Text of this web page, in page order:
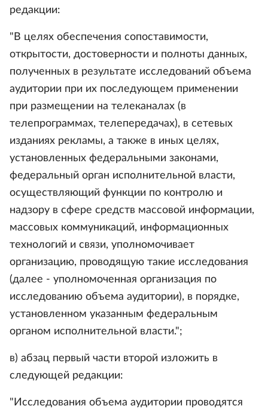
редакции:
"В целях обеспечения сопоставимости,
открытости, достоверности и полноты данных,
полученных в результате исследований объема
аудитории при их последующем применении
при размещении на телеканалах (в
телепрограммах, телепередачах), в сетевых
изданиях рекламы, а также в иных целях,
установленных федеральными законами,
федеральный орган исполнительной власти,
осуществляющий функции по контролю и
надзору в сфере средств массовой информации,
массовых коммуникаций, информационных
технологий и связи, уполномочивает
организацию, проводящую такие исследования
(далее - уполномоченная организация по
исследованию объема аудитории), в порядке,
установленном указанным федеральным
органом исполнительной власти.";
в) абзац первый части второй изложить в
следующей редакции:
"Исследования объема аудитории проводятся